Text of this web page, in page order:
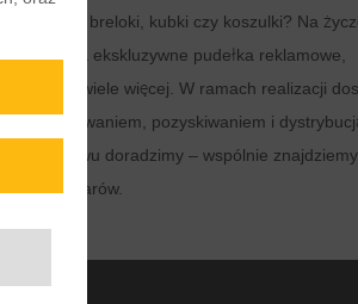
więcej niż breloki, kubki czy koszulki? Na
Państwa ekskluzywne pudełka reklamowe,
fanów i wiele więcej. W ramach realizacji
projektowaniem, pozyskiwaniem i
Państwu doradzimy – wspólnie
towarów.